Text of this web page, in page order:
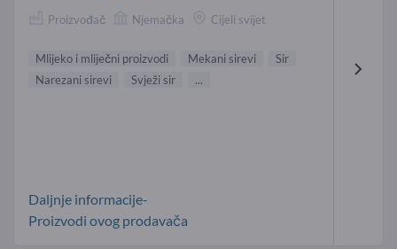
Proizvođač Njemačka Cijeli svijet
Mlijeko i mliječni proizvodi Mekani sirevi
Sir
Narezani sirevi
Svježi sir ...
Daljnje informacije-
Proizvodi ovog prodavača